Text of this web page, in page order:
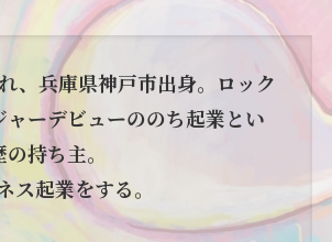
、兵庫県神戸市出身。ロック
ーデビューののち起業とい
持ち主。
ス起業をする。